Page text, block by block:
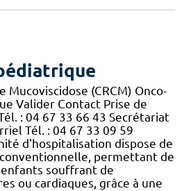
(CRCM) Onco-
Valider Contact Prise de
: 04 67 33 66 43 Secrétariat
Tél. : 04 67 33 09 59
d'hospitalisation dispose de
permettant de
souffrant de
ou cardiaques, grâce à une